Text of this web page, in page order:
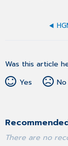
Was this article
Yes
No
There are no